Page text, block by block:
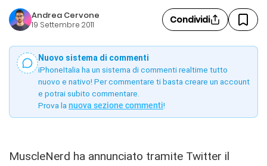
Andrea Cervone
19 Settembre 2011 Condividi
Nuovo sistema di commenti
iPhoneItalia ha un sistema di commenti realtime tutto
nuovo e nativo! Per commentare ti basta creare un account
e potrai subito commentare.
Prova la nuova sezione commenti!
MuscleNerd ha annunciato tramite Twitter il